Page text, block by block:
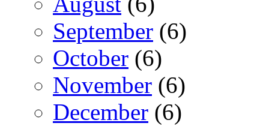
September (6)
October (6)
November (6)
December (6)